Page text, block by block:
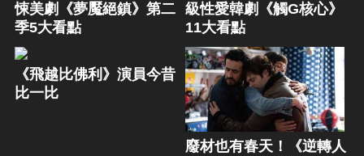
悚美劇《夢魘絕鎮》第二
季5大看點
級性愛韓劇《觸G核心》
11大看點
《飛越比佛利》演員今昔
比一比
廢材也有春天！《逆轉人